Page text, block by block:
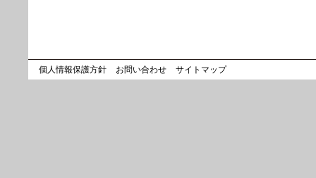
個人情報保護方針 お問い合わせ サイトマップ